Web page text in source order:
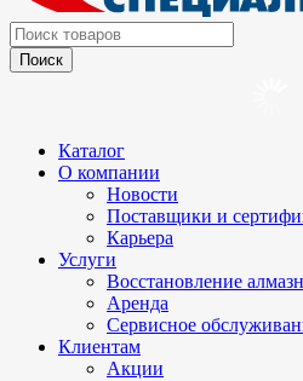
Каталог
О компании
Новости
Поставщики и
Карьера
Услуги
Восстановление
Аренда
Сервисное
Клиентам
Акции